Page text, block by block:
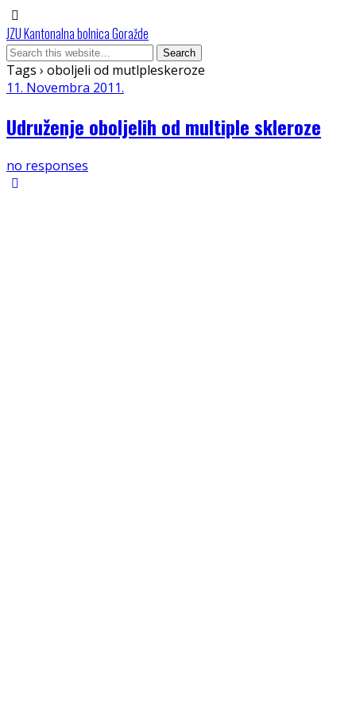
JZU Kantonalna bolnica Goražde
Tags › oboljeli od mutlpleskeroze
11. Novembra 2011.
Udruženje oboljelih od multiple skleroze
no responses